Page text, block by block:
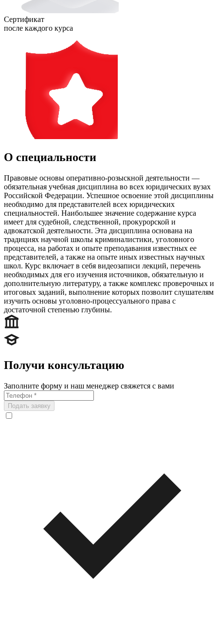
Сертификат
после каждого курса
О специальности
Правовые основы оперативно-розыскной деятельности —
обязательная учебная дисциплина во всех юридических вузах
Российской Федерации. Успешное освоение этой дисциплины
необходимо для представителей всех юридических
специальностей. Наибольшее значение содержание курса
имеет для судебной, следственной, прокурорской и
адвокатской деятельности. Эта дисциплина основана на
традициях научной школы криминалистики, уголовного
процесса, на работах и опыте преподавания известных ее
представителей, а также на опыте иных известных научных
школ. Курс включает в себя видеозаписи лекций, перечень
необходимых для его изучения источников, обязательную и
дополнительную литературу, а также комплекс проверочных и
итоговых заданий, выполнение которых позволит слушателям
изучить основы уголовно-процессуального права с
достаточной степенью глубины.
Получи консультацию
Заполните форму и наш менеджер свяжется с вами
Подать заявку